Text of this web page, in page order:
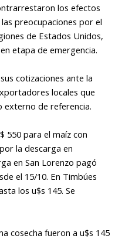
los efectos
preocupaciones por el
de Estados Unidos,
etapa de emergencia.
cotizaciones ante la
locales que
externo de referencia.
550 para el maíz con
la descarga en
en San Lorenzo pagó
el 15/10. En Timbúes
los u$s 145. Se
cosecha fueron a u$s 145